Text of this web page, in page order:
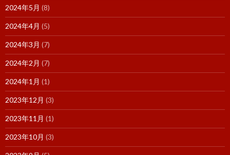
2024年5月 (8)
2024年4月 (5)
2024年3月 (7)
2024年2月 (7)
2024年1月 (1)
2023年12月 (3)
2023年11月 (1)
2023年10月 (3)